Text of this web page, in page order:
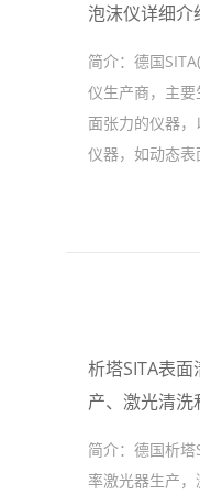
泡沫仪详细介
简介： 德国
仪生产商，主
面张力的仪器
仪器，如动态表
析塔SITA表
产、激光清洗
简介： 德国析塔
率激光器生产